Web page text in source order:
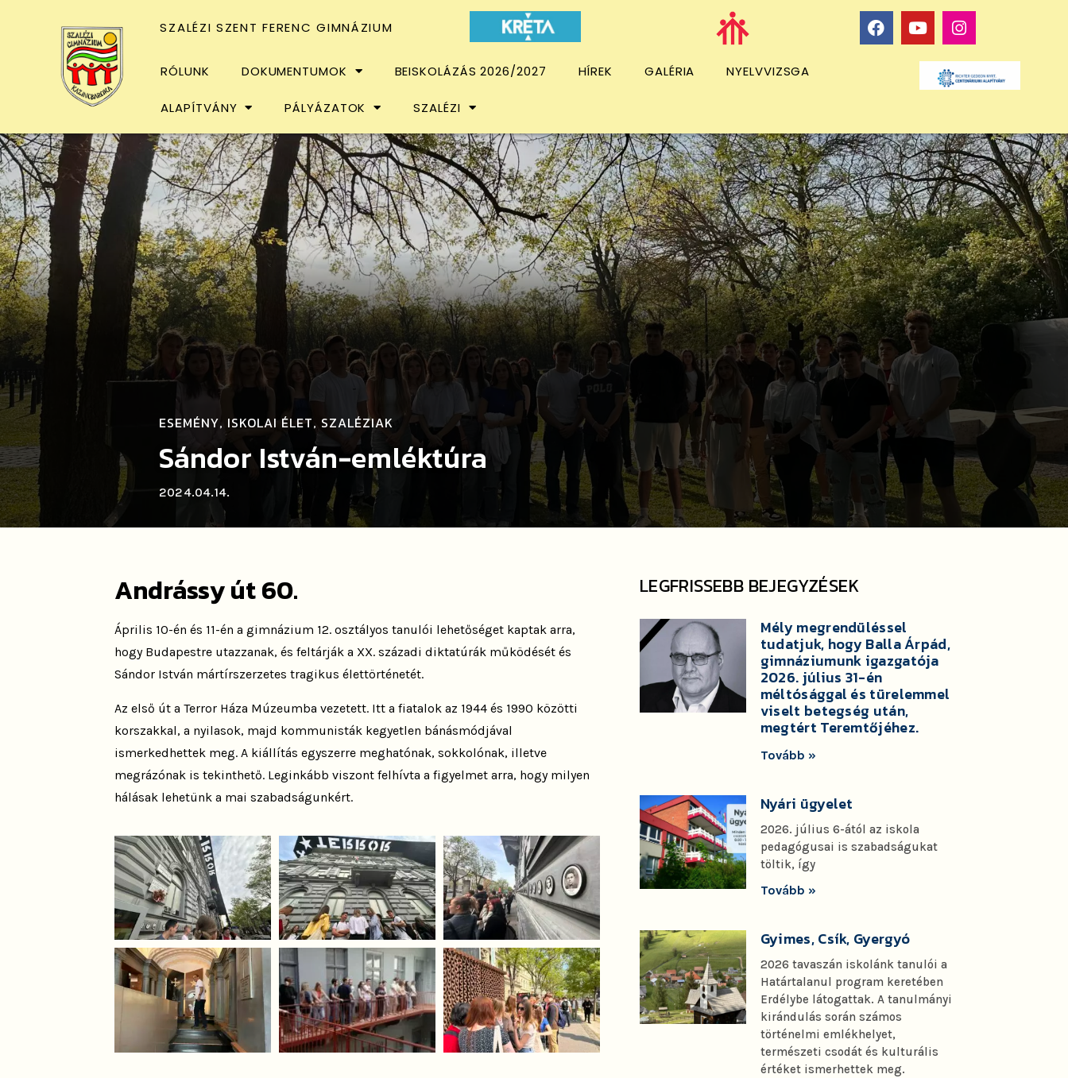
SZALÉZI SZENT FERENC GIMNÁZIUM
RÓLUNK DOKUMENTUMOK BEISKOLÁZÁS 2026/2027 HÍREK GALÉRIA NYELVVIZSGA
ALAPÍTVÁNY PÁLYÁZATOK SZALÉZI
ESEMÉNY, ISKOLAI ÉLET, SZALÉZIAK
Sándor István-emléktúra
2024.04.14.
Andrássy út 60.
Április 10-én és 11-én a gimnázium 12. osztályos tanulói lehetőséget kaptak arra,
hogy Budapestre utazzanak, és feltárják a XX. századi diktatúrák működését és
Sándor István mártírszerzetes tragikus élettörténetét.
Az első út a Terror Háza Múzeumba vezetett. Itt a fiatalok az 1944 és 1990 közötti
korszakkal, a nyilasok, majd kommunisták kegyetlen bánásmódjával
ismerkedhettek meg. A kiállítás egyszerre meghatónak, sokkolónak, illetve
megrázónak is tekinthető. Leginkább viszont felhívta a figyelmet arra, hogy milyen
hálásak lehetünk a mai szabadságunkért.
LEGFRISSEBB BEJEGYZÉSEK
Mély megrendüléssel
tudatjuk, hogy Balla Árpád,
gimnáziumunk igazgatója
2026. július 31-én
méltósággal és türelemmel
viselt betegség után,
megtért Teremtőjéhez.
Tovább »
Nyári ügyelet
2026. július 6-ától az iskola
pedagógusai is szabadságukat
töltik, így
Tovább »
Gyimes, Csík, Gyergyó
2026 tavaszán iskolánk tanulói a
Határtalanul program keretében
Erdélybe látogattak. A tanulmányi
kirándulás során számos
történelmi emlékhelyet,
természeti csodát és kulturális
értéket ismerhettek meg.